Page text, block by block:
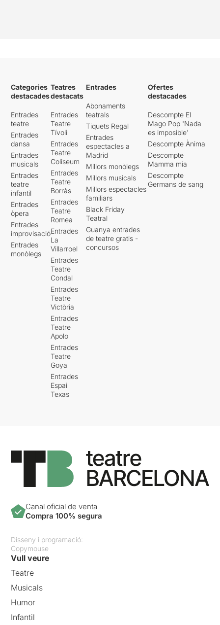
Categories
destacades
Entrades
teatre
Entrades
dansa
Entrades
musicals
Entrades
teatre
infantil
Entrades
òpera
Entrades
improvisació
Entrades
monòlegs
Teatres
destacats
Entrades
Teatre
Tívoli
Entrades
Teatre
Coliseum
Entrades
Teatre
Borràs
Entrades
Teatre
Romea
Entrades
La
Villarroel
Entrades
Teatre
Condal
Entrades
Teatre
Victòria
Entrades
Teatre
Apolo
Entrades
Teatre
Goya
Entrades
Espai
Texas
Entrades
Abonaments
teatrals
Tiquets Regal
Entrades
espectacles a
Madrid
Millors monòlegs
Millors musicals
Millors espectacles
familiars
Black Friday
Teatral
Guanya entrades
de teatre gratis -
concursos
Ofertes
destacades
Descompte El
Mago Pop 'Nada
es imposible'
Descompte Ànima
Descompte
Mamma mia
Descompte
Germans de sang
Canal oficial de venta
Compra 100% segura
Disseny i programació:
Copymouse
Vull veure
Teatre
Musicals
Humor
Infantil